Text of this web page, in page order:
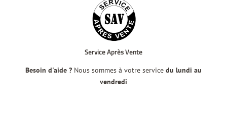
Service Après Vente
Besoin d'aide ? Nous sommes à votre service du lundi au
vendredi